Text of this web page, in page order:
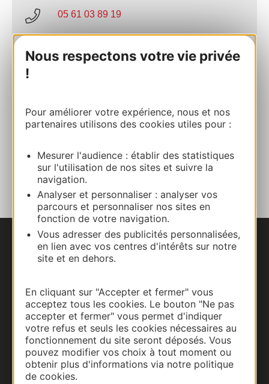
Nous respectons votre vie privée
!
Pour améliorer votre expérience, nous et nos
partenaires utilisons des cookies utiles pour :
Mesurer l'audience : établir des statistiques
sur l'utilisation de nos sites et suivre la
navigation.
Analyser et personnaliser : analyser vos
parcours et personnaliser nos sites en
fonction de votre navigation.
Vous adresser des publicités personnalisées,
en lien avec vos centres d'intérêts sur notre
site et en dehors.
En cliquant sur "Accepter et fermer" vous
acceptez tous les cookies. Le bouton "Ne pas
accepter et fermer" vous permet d'indiquer
votre refus et seuls les cookies nécessaires au
fonctionnement du site seront déposés. Vous
pouvez modifier vos choix à tout moment ou
obtenir plus d'informations via notre politique
de cookies.
05 61 03 89 19
E-mail
Facebook
AJOUTER
AU CARNET
Nous contacter
Documentation